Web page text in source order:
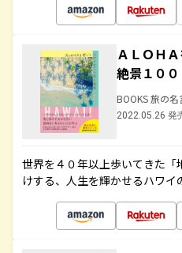
ＡＬＯＨ
絶景１００
BOOKS 旅の
2022.05.26 発
世界を４０年以上歩いてきた
けする、人生を輝かせるハワ